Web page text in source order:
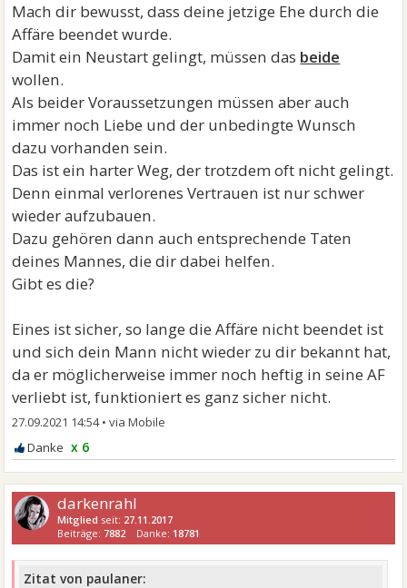
Mach dir bewusst, dass deine jetzige Ehe durch die
Affäre beendet wurde.
Damit ein Neustart gelingt, müssen das beide
wollen.
Als beider Voraussetzungen müssen aber auch
immer noch Liebe und der unbedingte Wunsch
dazu vorhanden sein.
Das ist ein harter Weg, der trotzdem oft nicht gelingt.
Denn einmal verlorenes Vertrauen ist nur schwer
wieder aufzubauen.
Dazu gehören dann auch entsprechende Taten
deines Mannes, die dir dabei helfen.
Gibt es die?
Eines ist sicher, so lange die Affäre nicht beendet ist
und sich dein Mann nicht wieder zu dir bekannt hat,
da er möglicherweise immer noch heftig in seine AF
verliebt ist, funktioniert es ganz sicher nicht.
27.09.2021 14:54•
x 6
darkenrahl
Mitglied seit: 27.11.2017
Beiträge: 7882 Danke: 18781
Zitat von paulaner: